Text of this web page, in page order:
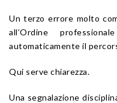
Un terzo errore molto
all’Ordine
automaticamente il
Qui serve chiarezza.
Una segnalazione